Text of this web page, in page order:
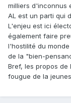
milliers d'inconnus
AL est un parti qui
L'enjeu est ici
également faire
l'hostilité du
de la "bien-
Bref, les propos
fougue de la